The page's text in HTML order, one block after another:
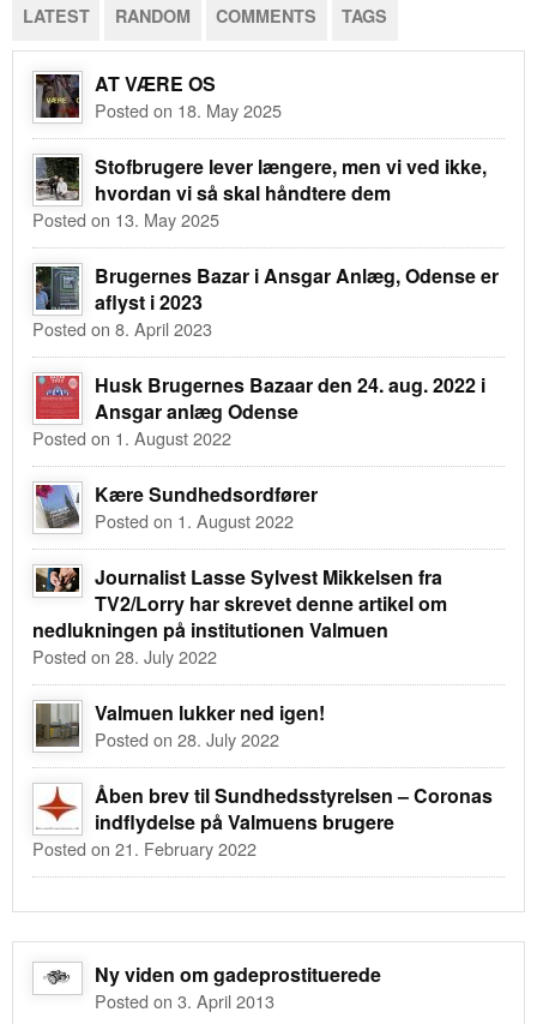
LATEST RANDOM COMMENTS TAGS
AT VÆRE OS
Posted on 18. May 2025
Stofbrugere lever længere, men vi ved ikke,
hvordan vi så skal håndtere dem
Posted on 13. May 2025
Brugernes Bazar i Ansgar Anlæg, Odense er
aflyst i 2023
Posted on 8. April 2023
Husk Brugernes Bazaar den 24. aug. 2022 i
Ansgar anlæg Odense
Posted on 1. August 2022
Kære Sundhedsordfører
Posted on 1. August 2022
Journalist Lasse Sylvest Mikkelsen fra
TV2/Lorry har skrevet denne artikel om
nedlukningen på institutionen Valmuen
Posted on 28. July 2022
Valmuen lukker ned igen!
Posted on 28. July 2022
Åben brev til Sundhedsstyrelsen – Coronas
indflydelse på Valmuens brugere
Posted on 21. February 2022
Ny viden om gadeprostituerede
Posted on 3. April 2013